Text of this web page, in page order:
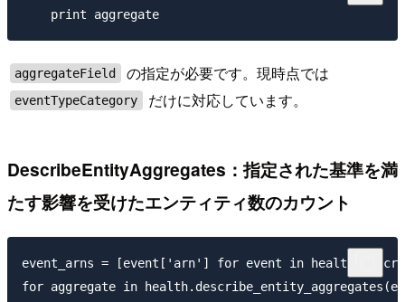
aggregateField の指定が必要です。現時点では
eventTypeCategory だけに対応しています。
DescribeEntityAggregates：指定された基準を満
たす影響を受けたエンティティ数のカウント
event_arns = [event['arn'] for event in
for aggregate in